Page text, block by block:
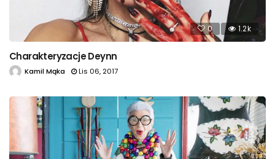
0 1.2k
Charakteryzacje Deynn
Kamil Mąka Lis 06, 2017